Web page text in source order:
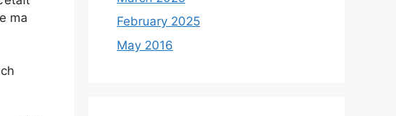
ma
February 2025
May 2016